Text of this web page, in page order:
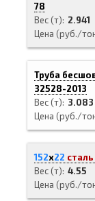
78
Вес (т)
2.941
Цена (руб./
Труба
32528-2013
Вес (т)
3.083
Цена (руб./
152х22
Вес (т) 4.55
Цена (руб./